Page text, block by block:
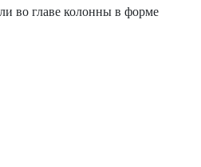
во главе колонны в форме